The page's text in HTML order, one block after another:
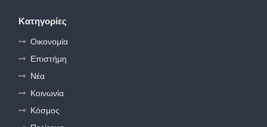
Κατηγορίες
Οικονομία
Επιστήμη
Νέα
Κοινωνία
Κόσμος